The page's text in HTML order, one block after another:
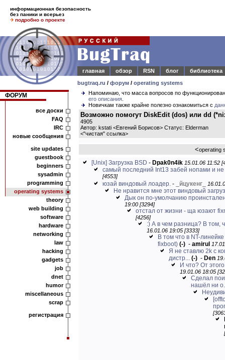
информационная безопасность
без паники и всерьез
подробно о проекте
главная обзор RSN блог
библиотека
bugtraq.ru / форум / operating systems
ФОРУМ
все доски
FAQ
IRC
новые сообщения
site updates
guestbook
beginners
sysadmin
programming
operating systems
theory
web building
software
hardware
networking
law
hacking
gadgets
job
dnet
humor
miscellaneous
scrap
регистрация
Напоминаю, что масса вопросов по
его описания
Новичкам также крайне полезно ознакомиться с
Возможно помогут DiskEdit (dos) или dd
4905
Автор: kstati <Евгений Борисов> Статус: Elderman
<"чистая" ссылка>
<operating
[Unix] Загрузка BSD - Dpak0n4ik 15.01.06 11:52
самый последний Int13 забей нопами и
[4553]
юзай виндовый лоадер. - йцукенг
Не нравится мне этот виндовый
Дык он по-умолчанию
19:00 [3294]
отстал от жизни - ща юзают
[4256]
:) А в чем разница? В том,
16.01.06 19:05 [3333]
В том что в NT-
fixboot) (-) - amirul
Я не ставлю 2k с
дистр... (-) - Den
И что? От
19.01.06 18:05
Сделал
нашёл ни